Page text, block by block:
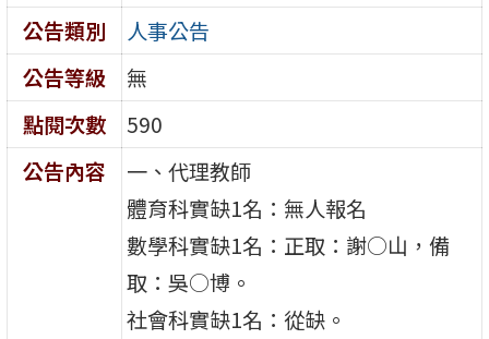
公告類別
人事公告
公告等級
無
點閱次數
590
公告內容
一、代理教師
體育科實缺1名：無人報名
數學科實缺1名：正取：謝○山，備
取：吳○博。
社會科實缺1名：從缺。